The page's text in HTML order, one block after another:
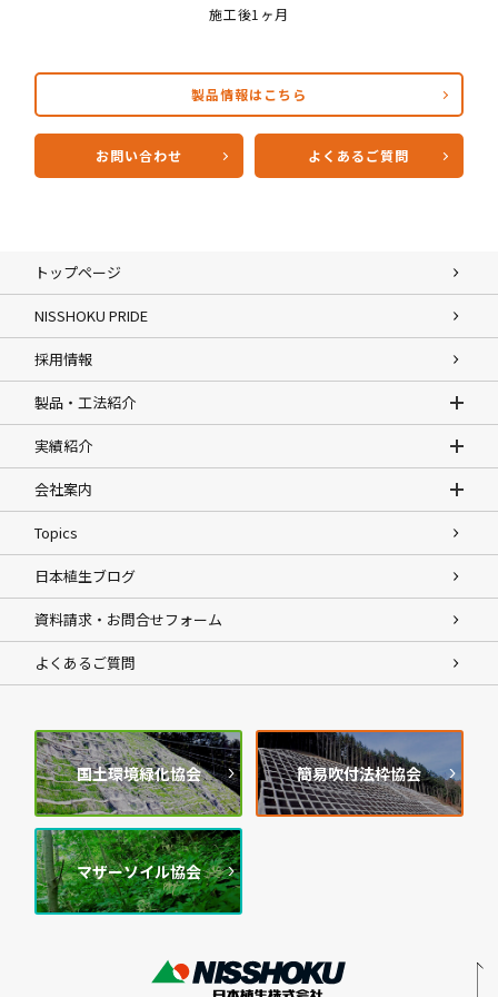
施工後1ヶ月
製品情報はこちら
お問い合わせ よくあるご質問
トップページ
NISSHOKU PRIDE
採用情報
製品・工法紹介
実績紹介
会社案内
Topics
日本植生ブログ
資料請求・お問合せフォーム
よくあるご質問
国土環境緑化協会 簡易吹付法枠協会
マザーソイル協会